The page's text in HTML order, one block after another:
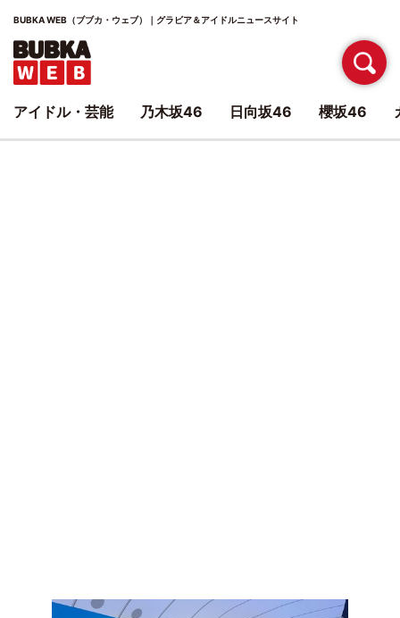
BUBKA WEB（ブブカ・ウェブ）｜グラビア＆アイドルニュースサイト
アイドル・芸能 乃木坂46 日向坂46 櫻坂46